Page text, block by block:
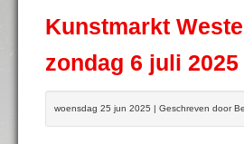
Kunstmarkt
zondag 6 juli 2025
woensdag 25 jun 2025 | Geschreven door